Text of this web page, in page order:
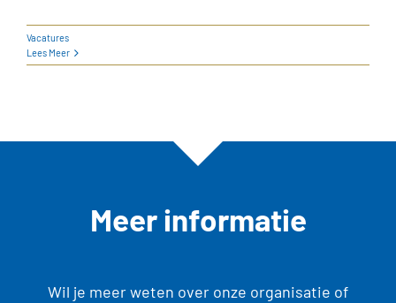
Vacatures
Lees Meer
Meer informatie
Wil je meer weten over onze organisatie of